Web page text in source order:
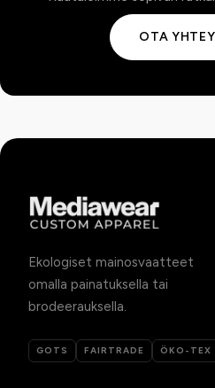
OTA
Ekologiset mainosvaatteet
omalla painatuksella tai
brodeerauksella.
GOTS FAIRTRADE ÖKO-TEX